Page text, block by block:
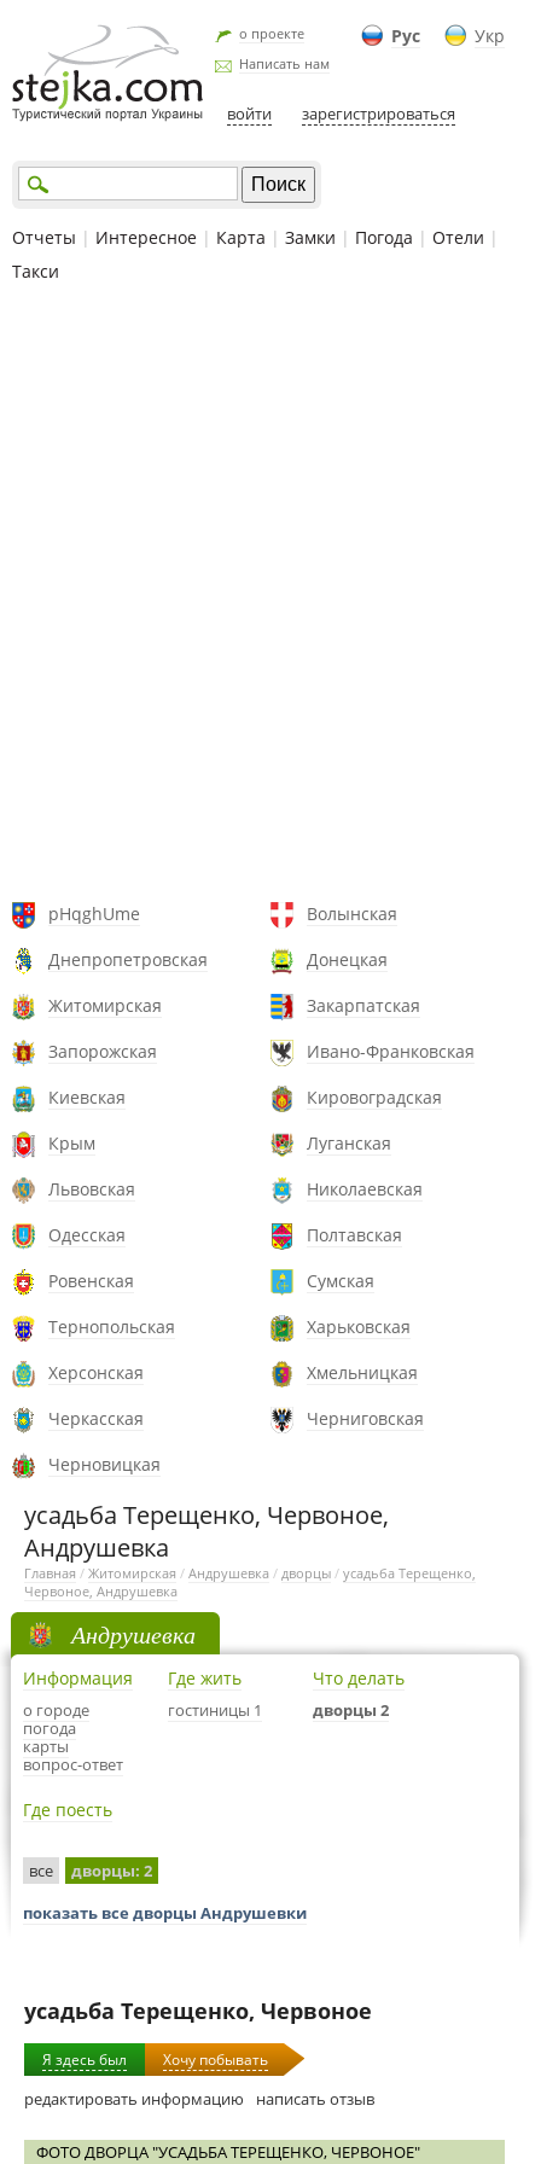
Рус Укр
о проекте
Написать нам
войти зарегистрироваться
Отчеты | Интересное | Карта | Замки | Погода | Отели |
Такси
pHqghUme
Волынская
Днепропетровская
Донецкая
Житомирская
Закарпатская
Запорожская
Ивано-Франковская
Киевская
Кировоградская
Крым
Луганская
Львовская
Николаевская
Одесская
Полтавская
Ровенская
Сумская
Тернопольская
Харьковская
Херсонская
Хмельницкая
Черкасская
Черниговская
Черновицкая
усадьба Терещенко, Червоное,
Андрушевка
Главная / Житомирская / Андрушевка / дворцы / усадьба Терещенко,
Червоное, Андрушевка
Андрушевка
Информация
о городе
погода
карты
вопрос-ответ
Где жить
гостиницы 1
Что делать
дворцы 2
Где поесть
все дворцы: 2
показать все дворцы Андрушевки
усадьба Терещенко, Червоное
Я здесь был Хочу побывать
редактировать информацию написать отзыв
ФОТО ДВОРЦА "УСАДЬБА ТЕРЕЩЕНКО, ЧЕРВОНОЕ"